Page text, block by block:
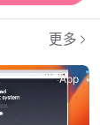
更多
App